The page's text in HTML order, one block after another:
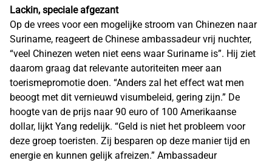
Lackin, speciale afgezant
Op de vrees voor een mogelijke stroom van Chinezen naar
Suriname, reageert de Chinese ambassadeur vrij nuchter,
“veel Chinezen weten niet eens waar Suriname is”. Hij ziet
daarom graag dat relevante autoriteiten meer aan
toerismepromotie doen. “Anders zal het effect wat men
beoogt met dit vernieuwd visumbeleid, gering zijn.” De
hoogte van de prijs naar 90 euro of 100 Amerikaanse
dollar, lijkt Yang redelijk. “Geld is niet het probleem voor
deze groep toeristen. Zij besparen op deze manier tijd en
energie en kunnen gelijk afreizen.” Ambassadeur